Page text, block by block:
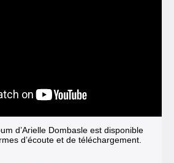
d’Arielle Dombasle est disponible
d’écoute et de téléchargement.